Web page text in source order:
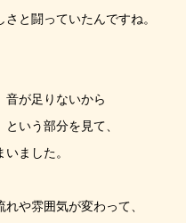
と闘っていたんですね。
音が足りないから
いう部分を見て、
ました。
や雰囲気が変わって、